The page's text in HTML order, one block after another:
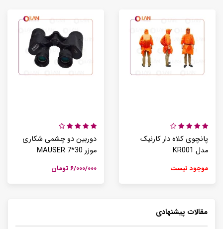
دوربین دو چشمی شکاری
موزر MAUSER 7*30
۶/۰۰۰/۰۰۰ تومان
پانچوی کلاه دار کارنیک
مدل KR001
موجود نیست
مقالات پیشنهادی